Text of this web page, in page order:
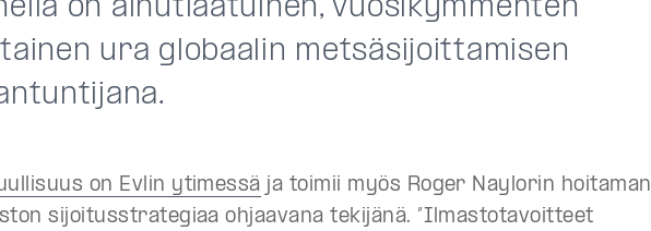
on ainutlaatuinen, vuosikymmenten
ura globaalin metsäsijoittamisen
on Evlin ytimessä ja toimii myös Roger Naylorin hoitaman
sijoitusstrategiaa ohjaavana tekijänä. ”Ilmastotavoitteet